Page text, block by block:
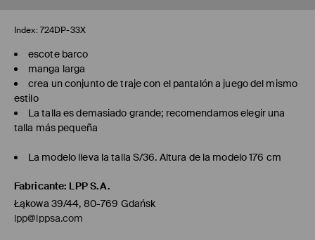
Index: 724DP-33X
escote barco
manga larga
crea un conjunto de traje con el pantalón a juego del mismo
estilo
La talla es demasiado grande; recomendamos elegir una
talla más pequeña
La modelo lleva la talla S/36. Altura de la modelo 176 cm
Fabricante: LPP S.A.
Łąkowa 39/44, 80-769 Gdańsk
lpp@lppsa.com